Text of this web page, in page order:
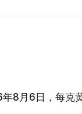
8月6日，每克